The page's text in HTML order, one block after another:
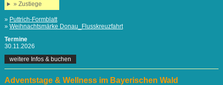
» Zustiege
» Puttrich-Formblatt
» Weihnachtsmärke Donau_Flusskreuzfahrt
Termine
30.11.2026
weitere Infos & buchen
Adventstage & Wellness im Bayerischen Wald